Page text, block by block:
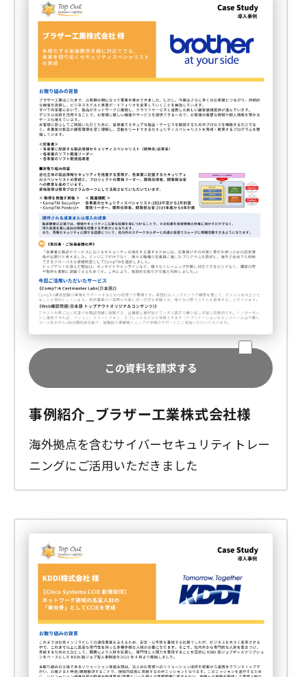
この資料を請求する
事例紹介_ブラザー工業株式会社様
海外拠点を含むサイバーセキュリティトレー
ニングにご活用いただきました